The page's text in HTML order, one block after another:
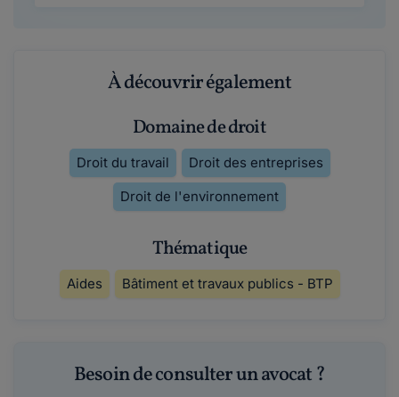
À découvrir également
Domaine de droit
Droit du travail
Droit des entreprises
Droit de l'environnement
Thématique
Aides Bâtiment et travaux publics - BTP
Besoin de consulter un avocat ?